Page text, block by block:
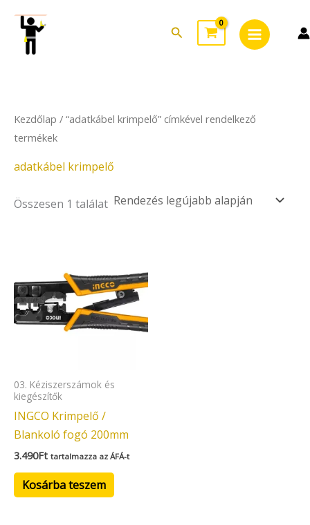
content
Search
Menu
Kezdőlap / “adatkábel krimpelő” címkével rendelkező
termékek
adatkábel krimpelő
Összesen 1 találat
03. Kéziszerszámok és
kiegészítők
INGCO Krimpelő /
Blankoló fogó 200mm
3.490Ft tartalmazza az ÁFÁ-t
Kosárba teszem